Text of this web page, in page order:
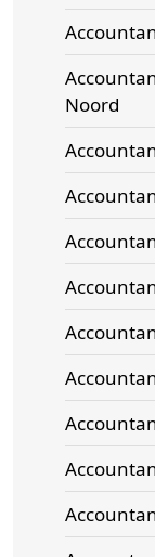
Noord